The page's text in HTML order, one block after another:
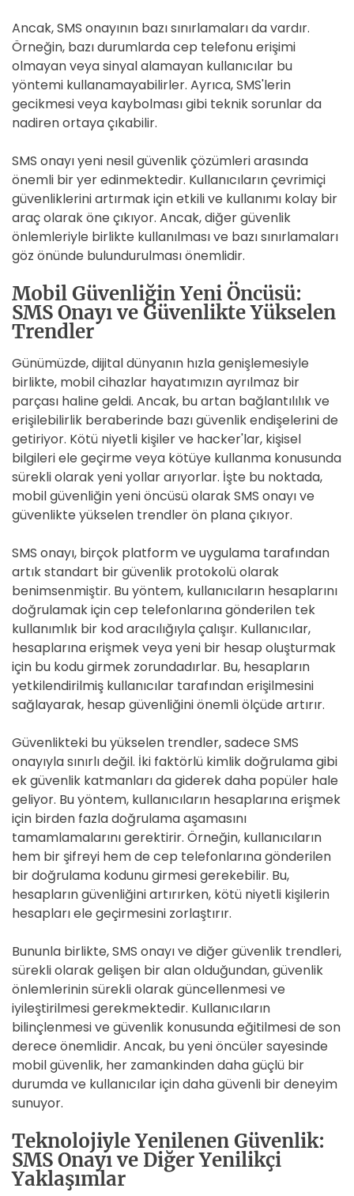
Ancak, SMS onayının bazı sınırlamaları da vardır.
Örneğin, bazı durumlarda cep telefonu erişimi
olmayan veya sinyal alamayan kullanıcılar bu
yöntemi kullanamayabilirler. Ayrıca, SMS'lerin
gecikmesi veya kaybolması gibi teknik sorunlar da
nadiren ortaya çıkabilir.
SMS onayı yeni nesil güvenlik çözümleri arasında
önemli bir yer edinmektedir. Kullanıcıların çevrimiçi
güvenliklerini artırmak için etkili ve kullanımı kolay bir
araç olarak öne çıkıyor. Ancak, diğer güvenlik
önlemleriyle birlikte kullanılması ve bazı sınırlamaları
göz önünde bulundurulması önemlidir.
Mobil Güvenliğin Yeni Öncüsü:
SMS Onayı ve Güvenlikte Yükselen
Trendler
Günümüzde, dijital dünyanın hızla genişlemesiyle
birlikte, mobil cihazlar hayatımızın ayrılmaz bir
parçası haline geldi. Ancak, bu artan bağlantılılık ve
erişilebilirlik beraberinde bazı güvenlik endişelerini de
getiriyor. Kötü niyetli kişiler ve hacker'lar, kişisel
bilgileri ele geçirme veya kötüye kullanma konusunda
sürekli olarak yeni yollar arıyorlar. İşte bu noktada,
mobil güvenliğin yeni öncüsü olarak SMS onayı ve
güvenlikte yükselen trendler ön plana çıkıyor.
SMS onayı, birçok platform ve uygulama tarafından
artık standart bir güvenlik protokolü olarak
benimsenmiştir. Bu yöntem, kullanıcıların hesaplarını
doğrulamak için cep telefonlarına gönderilen tek
kullanımlık bir kod aracılığıyla çalışır. Kullanıcılar,
hesaplarına erişmek veya yeni bir hesap oluşturmak
için bu kodu girmek zorundadırlar. Bu, hesapların
yetkilendirilmiş kullanıcılar tarafından erişilmesini
sağlayarak, hesap güvenliğini önemli ölçüde artırır.
Güvenlikteki bu yükselen trendler, sadece SMS
onayıyla sınırlı değil. İki faktörlü kimlik doğrulama gibi
ek güvenlik katmanları da giderek daha popüler hale
geliyor. Bu yöntem, kullanıcıların hesaplarına erişmek
için birden fazla doğrulama aşamasını
tamamlamalarını gerektirir. Örneğin, kullanıcıların
hem bir şifreyi hem de cep telefonlarına gönderilen
bir doğrulama kodunu girmesi gerekebilir. Bu,
hesapların güvenliğini artırırken, kötü niyetli kişilerin
hesapları ele geçirmesini zorlaştırır.
Bununla birlikte, SMS onayı ve diğer güvenlik trendleri,
sürekli olarak gelişen bir alan olduğundan, güvenlik
önlemlerinin sürekli olarak güncellenmesi ve
iyileştirilmesi gerekmektedir. Kullanıcıların
bilinçlenmesi ve güvenlik konusunda eğitilmesi de son
derece önemlidir. Ancak, bu yeni öncüler sayesinde
mobil güvenlik, her zamankinden daha güçlü bir
durumda ve kullanıcılar için daha güvenli bir deneyim
sunuyor.
Teknolojiyle Yenilenen Güvenlik:
SMS Onayı ve Diğer Yenilikçi
Yaklaşımlar